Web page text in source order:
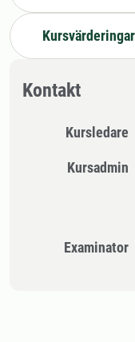
Kursvärderingar
Kontakt
Kursledare
Kursadmin
Examinator